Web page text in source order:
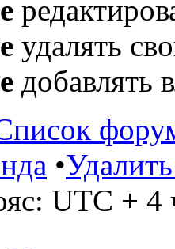
удалять
добавлять
•
UTC + 4